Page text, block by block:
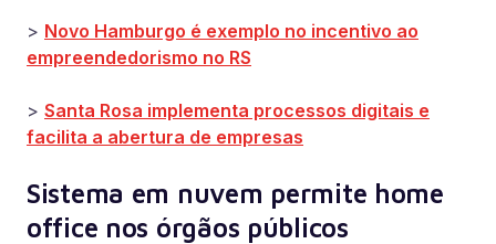
> Novo Hamburgo é exemplo no incentivo ao
empreendedorismo no RS
> Santa Rosa implementa processos digitais e
facilita a abertura de empresas
Sistema em nuvem permite home
office nos órgãos públicos